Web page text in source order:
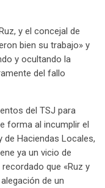
y el concejal de
bien su trabajo» y
y ocultando la
del fallo
del TSJ para
forma al incumplir el
de Haciendas Locales,
ya un vicio de
que «Ruz y
de un